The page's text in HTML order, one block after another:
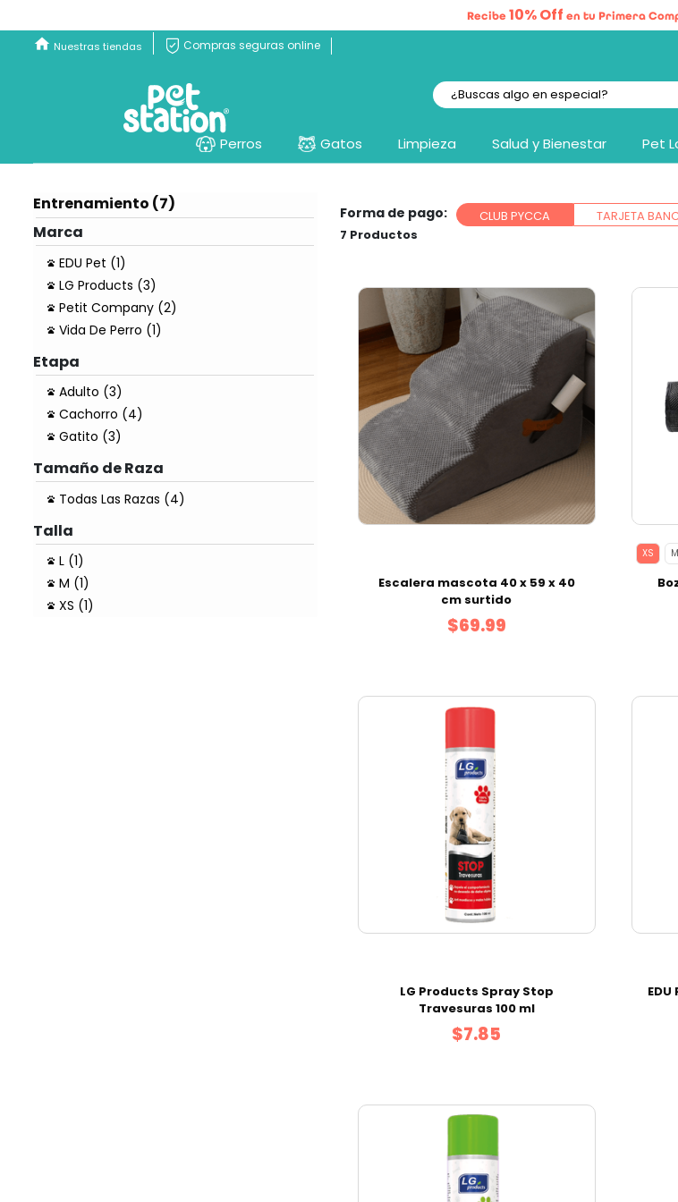
Recibe10% Off en tu Primera
Nuestras tiendas Compras seguras online
Perros Gatos Limpieza Salud y Bienestar Pet
Entrenamiento (7)
Marca
EDU Pet (1)
LG Products (3)
Petit Company (2)
Vida De Perro (1)
Etapa
Adulto (3)
Cachorro (4)
Gatito (3)
Tamaño de Raza
Todas Las Razas (4)
Talla
L (1)
M (1)
XS (1)
Forma de pago: CLUB PYCCA
TARJETA
7
Escalera mascota 40 x 59 x 40
cm surtido
$69.99
XS M
LG Products Spray Stop
Travesuras 100 ml
$7.85